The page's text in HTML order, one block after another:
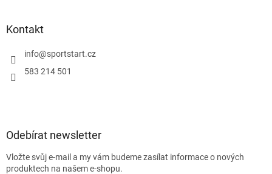
Kontakt
info@sportstart.cz
583 214 501
Odebírat newsletter
Vložte svůj e-mail a my vám budeme zasílat informace o nových
produktech na našem e-shopu.